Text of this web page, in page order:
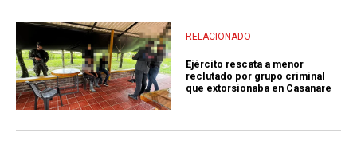
RELACIONADO
Ejército rescata a menor
reclutado por grupo criminal
que extorsionaba en Casanare